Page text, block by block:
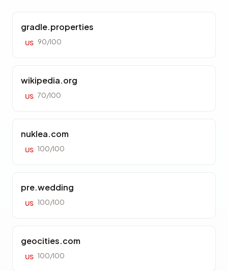
gradle.properties
US 90/100
wikipedia.org
US 70/100
nuklea.com
US 100/100
pre.wedding
US 100/100
geocities.com
US 100/100